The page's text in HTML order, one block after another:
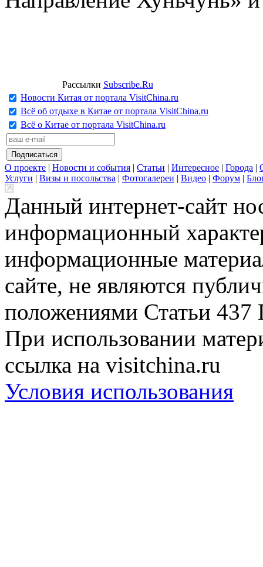
Рассылки Subscribe.Ru
Новости Китая от портала VisitChina.ru
Всё об отдыхе в Китае от портала VisitChina.ru
Всё о Китае от портала VisitChina.ru
О проекте | Новости и события | Статьи | Интересное | Города |
Услуги | Визы и посольства | Фотогалереи | Видео | Форум |
Данный интернет-сайт
информационный
информационные
сайте, не являются
положениями Статьи 437
При использовании
ссылка на visitchina.ru
Условия использования